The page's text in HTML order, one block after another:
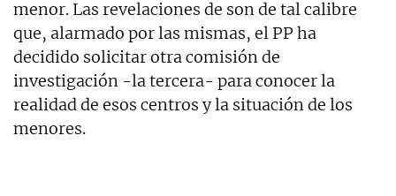
menor. Las revelaciones de son de tal calibre
que, alarmado por las mismas, el PP ha
decidido solicitar otra comisión de
investigación -la tercera- para conocer la
realidad de esos centros y la situación de los
menores.